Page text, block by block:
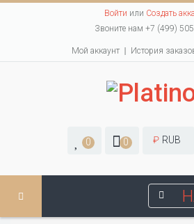
Войти или Создать
Звоните нам +7 (499)
Мой аккаунт История
0 0 ₽ RUB